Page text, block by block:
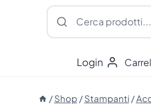
Login
/ Shop / Stampanti /